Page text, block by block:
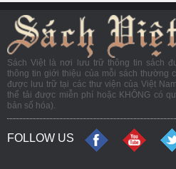
Sách Việt là nơi lưu trữ thông tin sách
thông tin giới thiệu của mỗi sách thường
được lưu trữ tại các thư viện của Việt
thể tải được miễn phí hoặc KHÔNG có
bản số hóa).
FOLLOW US